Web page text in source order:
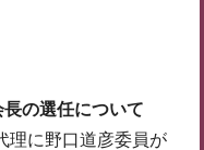
の選任について
理に野口道彦委員が